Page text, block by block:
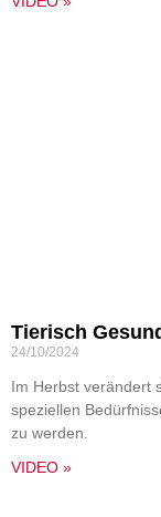
Tierisch
24/10/2024
Im Herbst verändert
speziellen
zu werden.
VIDEO »